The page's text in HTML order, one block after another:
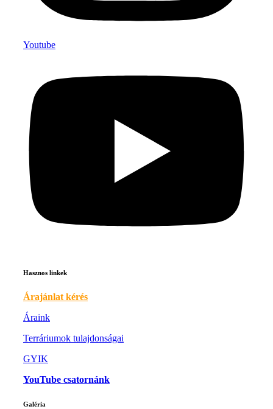
Youtube
Hasznos linkek
Árajánlat kérés
Áraink
Terráriumok tulajdonságai
GYIK
YouTube csatornánk
Galéria